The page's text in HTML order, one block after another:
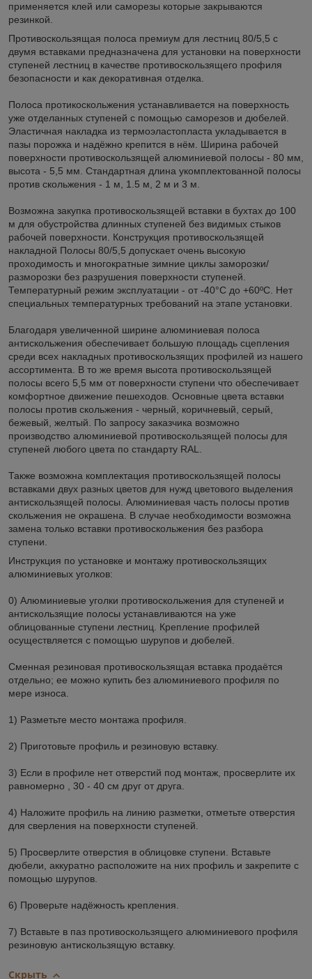
применяется клей или саморезы которые закрываются
резинкой.
Противоскользящая полоса премиум для лестниц 80/5,5 с
двумя вставками предназначена для установки на поверхности
ступеней лестниц в качестве противоскользящего профиля
безопасности и как декоративная отделка.
Полоса протикоскольжения устанавливается на поверхность
уже отделанных ступеней с помощью саморезов и дюбелей.
Эластичная накладка из термоэластопласта укладывается в
пазы порожка и надёжно крепится в нём. Ширина рабочей
поверхности противоскользящей алюминиевой полосы - 80 мм,
высота - 5,5 мм. Стандартная длина укомплектованной полосы
против скольжения - 1 м, 1.5 м, 2 м и 3 м.
Возможна закупка противоскользящей вставки в бухтах до 100
м для обустройства длинных ступеней без видимых стыков
рабочей поверхности. Конструкция противоскользящей
накладной Полосы 80/5,5 допускает очень высокую
проходимость и многократные зимние циклы заморозки/
разморозки без разрушения поверхности ступеней.
Температурный режим эксплуатации - от -40°С до +60ºС. Нет
специальных температурных требований на этапе установки.
Благодаря увеличенной ширине алюминиевая полоса
антискольжения обеспечивает большую площадь сцепления
среди всех накладных противоскользящих профилей из нашего
ассортимента. В то же время высота противоскользящей
полосы всего 5,5 мм от поверхности ступени что обеспечивает
комфортное движение пешеходов. Основные цвета вставки
полосы против скольжения - черный, коричневый, серый,
бежевый, желтый. По запросу заказчика возможно
производство алюминиевой противоскользящей полосы для
ступеней любого цвета по стандарту RAL.
Также возможна комплектация противоскользящей полосы
вставками двух разных цветов для нужд цветового выделения
антискользящей полосы. Алюминиевая часть полосы против
скольжения не окрашена. В случае необходимости возможна
замена только вставки противоскольжения без разбора
ступени.
Инструкция по установке и монтажу противоскользящих
алюминиевых уголков:
0) Алюминиевые уголки противоскольжения для ступеней и
антискользящие полосы устанавливаются на уже
облицованные ступени лестниц. Крепление профилей
осуществляется с помощью шурупов и дюбелей.
Сменная резиновая противоскользящая вставка продаётся
отдельно; ее можно купить без алюминиевого профиля по
мере износа.
1) Разметьте место монтажа профиля.
2) Приготовьте профиль и резиновую вставку.
3) Если в профиле нет отверстий под монтаж, просверлите их
равномерно , 30 - 40 см друг от друга.
4) Наложите профиль на линию разметки, отметьте отверстия
для сверления на поверхности ступеней.
5) Просверлите отверстия в облицовке ступени. Вставьте
дюбели, аккуратно расположите на них профиль и закрепите с
помощью шурупов.
6) Проверьте надёжность крепления.
7) Вставьте в паз противоскользящего алюминиевого профиля
резиновую антискользящую вставку.
Скрыть